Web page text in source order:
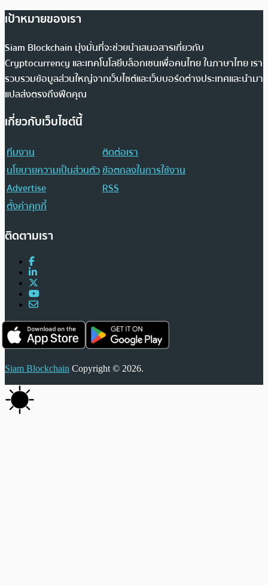
เป้าหมายของเรา
Siam Blockchain มุ่งมั่นที่จะช่วยนำเสนอสารเกี่ยวกับ
Cryptocurrency และเทคโนโลยีบล็อกเชนเพื่อคนไทย ในภาษาไทย เรา
รวบรวมข้อมูลส่วนใหญ่จากเว็บไซต์และเว็บบอร์ดต่างประเทศและนำมา
แปลส่งตรงถึงฟีดคุณ
เกี่ยวกับเว็บไซต์นี้
ทีมงาน
ติดต่อเรา
นโยบายความเป็นส่วนตัวข้อตกลงในการใช้งาน
Advertise
RSS
ตั้งค่าคุกกี้
ติดตามเรา
Siam Blockchain Copyright © 2026.